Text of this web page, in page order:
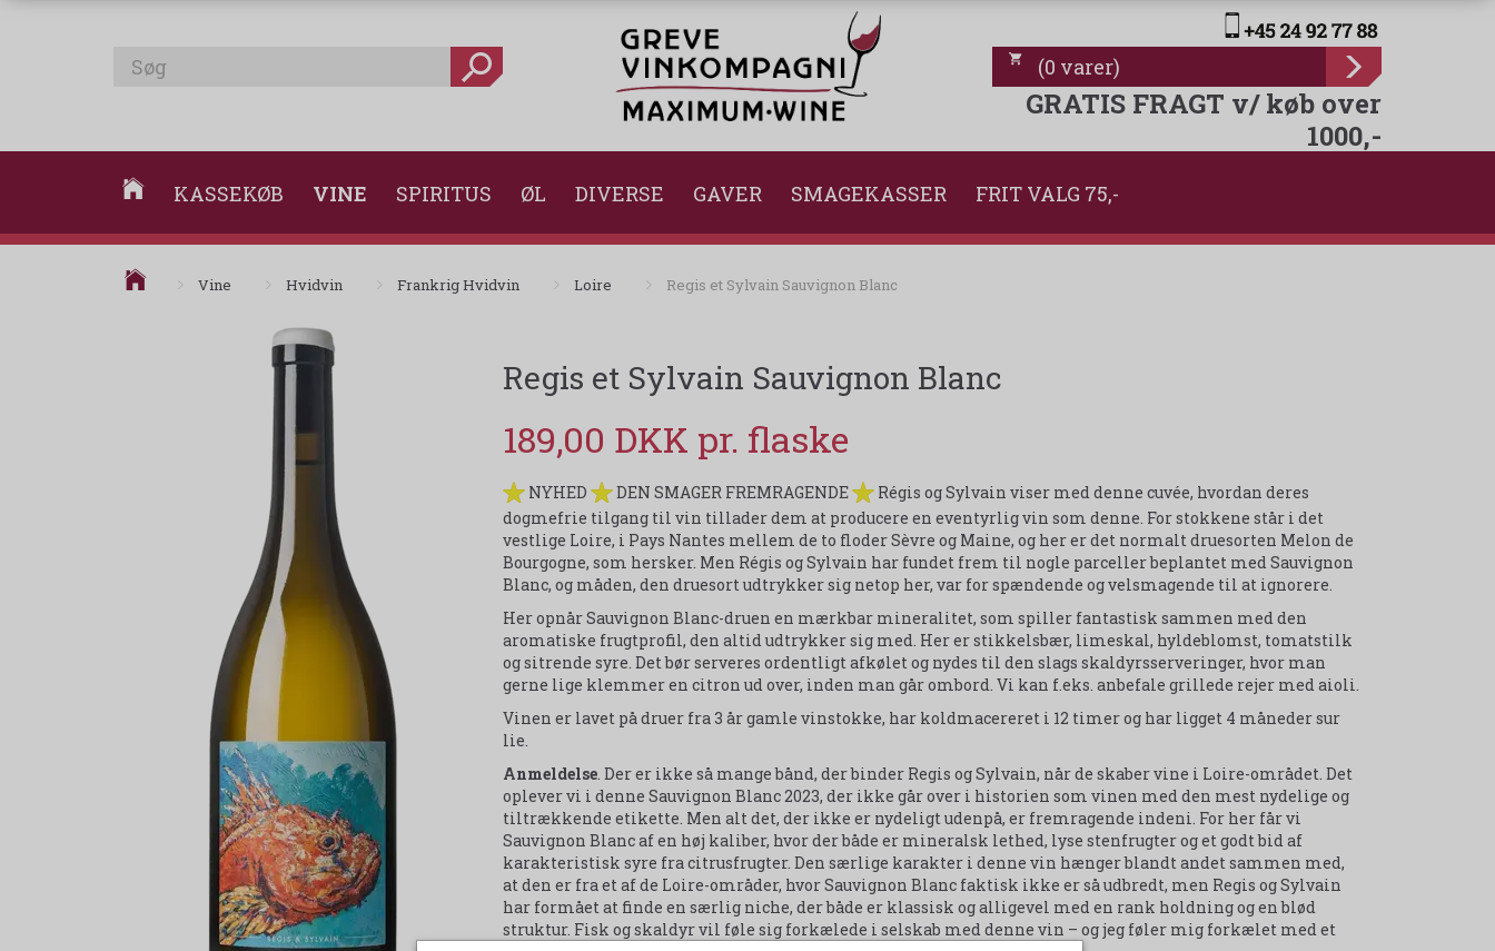
(0 varer)
GRATIS FRAGT v/ køb over
1000,-
KASSEKØB VINE SPIRITUS ØL DIVERSE GAVER SMAGEKASSER FRIT VALG 75,-
Vine Hvidvin Frankrig Hvidvin Loire Regis et Sylvain Sauvignon Blanc
Regis et Sylvain Sauvignon Blanc
189,00 DKK
NYHED DEN SMAGER FREMRAGENDE
Régis og Sylvain viser med denne cuvée, hvordan deres
dogmefrie tilgang til vin tillader dem at producere en eventyrlig vin som denne. For stokkene står i det
vestlige Loire, i Pays Nantes mellem de to floder Sèvre og Maine, og her er det normalt druesorten Melon de
Bourgogne, som hersker. Men Régis og Sylvain har fundet frem til nogle parceller beplantet med Sauvignon
Blanc, og måden, den druesort udtrykker sig netop her, var for spændende og velsmagende til at ignorere.
Her opnår Sauvignon Blanc-druen en mærkbar mineralitet, som spiller fantastisk sammen med den
aromatiske frugtprofil, den altid udtrykker sig med. Her er stikkelsbær, limeskal, hyldeblomst, tomatstilk
og sitrende syre. Det bør serveres ordentligt afkølet og nydes til den slags skaldyrsserveringer, hvor man
gerne lige klemmer en citron ud over, inden man går ombord. Vi kan f.eks. anbefale grillede rejer med aioli.
Vinen er lavet på druer fra 3 år gamle vinstokke, har koldmacereret i 12 timer og har ligget 4 måneder sur
lie.
Anmeldelse. Der er ikke så mange bånd, der binder Regis og Sylvain, når de skaber vine i Loire-området. Det
oplever vi i denne Sauvignon Blanc 2023, der ikke går over i historien som vinen med den mest nydelige og
tiltrækkende etikette. Men alt det, der ikke er nydeligt udenpå, er fremragende indeni. For her får vi
Sauvignon Blanc af en høj kaliber, hvor der både er mineralsk lethed, lyse stenfrugter og et godt bid af
karakteristisk syre fra citrusfrugter. Den særlige karakter i denne vin hænger blandt andet sammen med,
at den er fra et af de Loire-områder, hvor Sauvignon Blanc faktisk ikke er så udbredt, men Regis og Sylvain
har formået at finde en særlig niche, der både er klassisk og alligevel med en rank holdning og en blød
struktur. Fisk og skaldyr vil føle sig forkælede i selskab med denne vin – og jeg føler mig forkælet med et